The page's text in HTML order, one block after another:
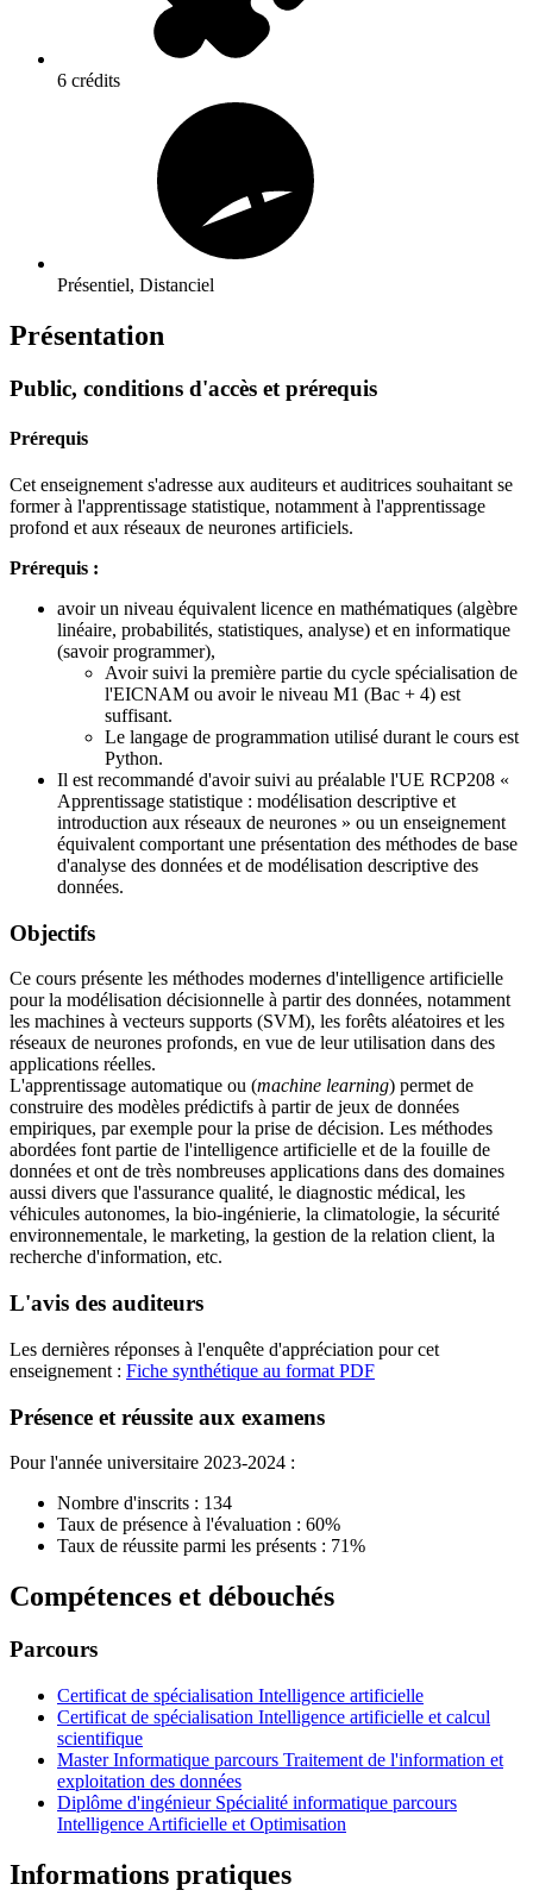
6 crédits
Présentiel, Distanciel
Présentation
Public, conditions d'accès et prérequis
Prérequis
Cet enseignement s'adresse aux auditeurs et auditrices souhaitant se
former à l'apprentissage statistique, notamment à l'apprentissage
profond et aux réseaux de neurones artificiels.
Prérequis :
avoir un niveau équivalent licence en mathématiques (algèbre
linéaire, probabilités, statistiques, analyse) et en informatique
(savoir programmer),
Avoir suivi la première partie du cycle spécialisation de
l'EICNAM ou avoir le niveau M1 (Bac + 4) est
suffisant.
Le langage de programmation utilisé durant le cours est
Python.
Il est recommandé d'avoir suivi au préalable l'UE RCP208 «
Apprentissage statistique : modélisation descriptive et
introduction aux réseaux de neurones » ou un enseignement
équivalent comportant une présentation des méthodes de base
d'analyse des données et de modélisation descriptive des
données.
Objectifs
Ce cours présente les méthodes modernes d'intelligence artificielle
pour la modélisation décisionnelle à partir des données, notamment
les machines à vecteurs supports (SVM), les forêts aléatoires et les
réseaux de neurones profonds, en vue de leur utilisation dans des
applications réelles.
L'apprentissage automatique ou (machine learning) permet de
construire des modèles prédictifs à partir de jeux de données
empiriques, par exemple pour la prise de décision. Les méthodes
abordées font partie de l'intelligence artificielle et de la fouille de
données et ont de très nombreuses applications dans des domaines
aussi divers que l'assurance qualité, le diagnostic médical, les
véhicules autonomes, la bio-ingénierie, la climatologie, la sécurité
environnementale, le marketing, la gestion de la relation client, la
recherche d'information, etc.
L'avis des auditeurs
Les dernières réponses à l'enquête d'appréciation pour cet
enseignement : Fiche synthétique au format PDF
Présence et réussite aux examens
Pour l'année universitaire 2023-2024 :
Nombre d'inscrits : 134
Taux de présence à l'évaluation : 60%
Taux de réussite parmi les présents : 71%
Compétences et débouchés
Parcours
Certificat de spécialisation Intelligence artificielle
Certificat de spécialisation Intelligence artificielle et calcul
scientifique
Master Informatique parcours Traitement de l'information et
exploitation des données
Diplôme d'ingénieur Spécialité informatique parcours
Intelligence Artificielle et Optimisation
Informations pratiques